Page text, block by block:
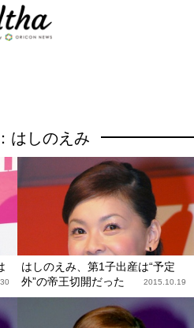
はしのえみ
はしのえみ、第1子出産は“予定
外”の帝王切開だった
2015.10.19